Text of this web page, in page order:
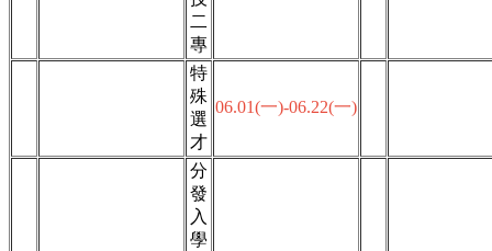
二
專
特
殊
選
才
06.01(一)-06.22(一)
分
發
入
學